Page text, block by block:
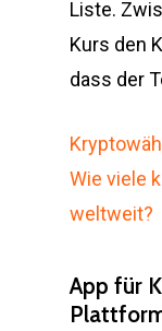
Liste.
Kurs den
dass der
Wie viele
weltweit?
App für